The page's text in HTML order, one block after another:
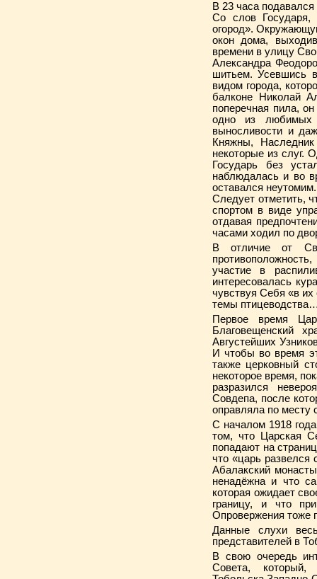
В 23 часа
Со слов Государя,
огород».
окон дома,
времени в улицу
Александра
шитьем. Усевшись
видом города,
балконе Николай
поперечная пила,
одно из любимых
выносливости и
Княжны,
некоторые из слуг.
Государь без
наблюдалась и во
оставался
Следует отметить,
спортом в виде
отдавая
часами ходил по
В отличие от
участие в
интересовалась
чувствуя Себя «в
темы
Первое время
Благовещенский
Августейших
И чтобы во время
также церковный
некоторое время,
разразился
Совдепа, после
оправляла по месту
С началом 1918
том, что Царская
попадают на
что «царь развелся
Абалакский
ненадёжна и что
которая ожидает
границу, и что
Опровержения тоже
Данные слухи
представителей в
В свою очередь
Совета, который,